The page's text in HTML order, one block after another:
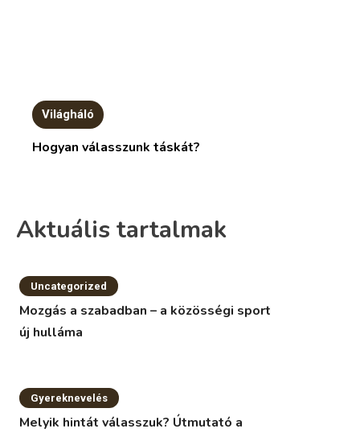
Világháló
Hogyan válasszunk táskát?
Aktuális tartalmak
Uncategorized
Mozgás a szabadban – a közösségi sport
új hulláma
Gyereknevelés
Melyik hintát válasszuk? Útmutató a